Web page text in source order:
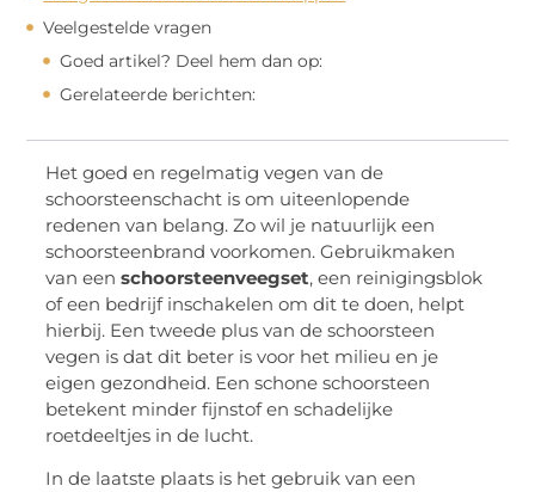
Veelgestelde vragen
Goed artikel? Deel hem dan op:
Gerelateerde berichten:
Het goed en regelmatig vegen van de
schoorsteenschacht is om uiteenlopende
redenen van belang. Zo wil je natuurlijk een
schoorsteenbrand voorkomen. Gebruikmaken
van eenschoorsteenveegset, een reinigingsblok
of een bedrijf inschakelen om dit te doen, helpt
hierbij. Een tweede plus van de schoorsteen
vegen is dat dit beter is voor het milieu en je
eigen gezondheid. Een schone schoorsteen
betekent minder fijnstof en schadelijke
roetdeeltjes in de lucht.
In de laatste plaats is het gebruik van een